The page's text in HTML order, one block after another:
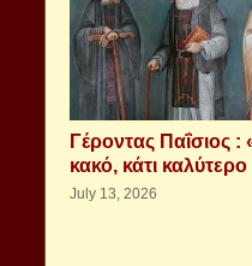
Γέροντας Παΐσιος
κακό, κάτι καλύτερο
July 13, 2026